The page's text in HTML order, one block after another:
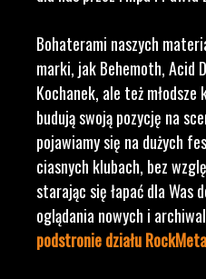
Bohaterami naszych
marki, jak Behemoth, Acid
Kochanek, ale też
budują swoją pozycję na
pojawiamy się na dużych
ciasnych klubach, bez
starając się łapać dla Was
oglądania nowych i
podstronie działu